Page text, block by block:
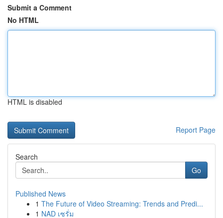
Submit a Comment
No HTML
HTML is disabled
Report Page
Search
Go
Published News
1 The Future of Video Streaming: Trends and Predi...
1 NAD เซรั่ม